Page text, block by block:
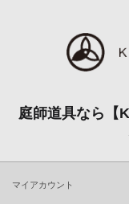
庭師道具なら【
マイアカウント